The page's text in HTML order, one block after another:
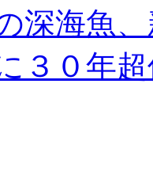
深海魚
３０年